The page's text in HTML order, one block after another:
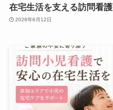
在宅生活を支える訪問看護
2026年6月12日